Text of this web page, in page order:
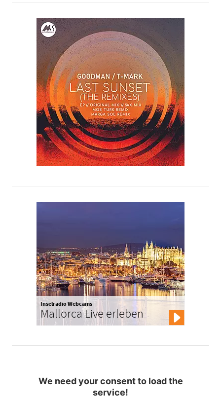
Inselradio Webcams
Mallorca Live erleben
We need your consent to load the
service!